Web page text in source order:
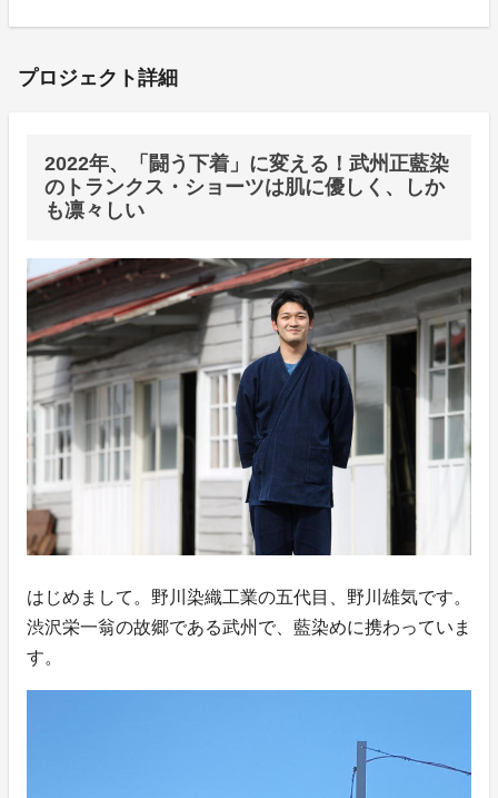
プロジェクト詳細
2022年、「闘う下着」に変える！武州正藍染
のトランクス・ショーツは肌に優しく、しか
も凛々しい
はじめまして。野川染織工業の五代目、野川雄気です。
渋沢栄一翁の故郷である武州で、藍染めに携わっていま
す。